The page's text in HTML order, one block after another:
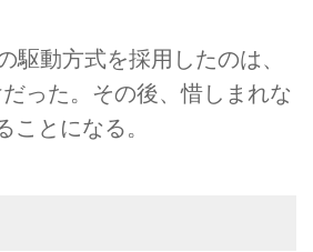
駆動方式を採用したのは、
った。その後、惜しまれな
ことになる。